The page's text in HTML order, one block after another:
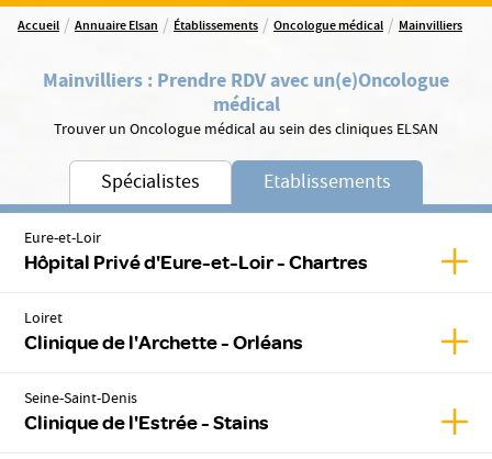
Accueil / Annuaire Elsan / Établissements / Oncologue médical / Mainvilliers
Mainvilliers : Prendre RDV avec un(e)Oncologue
médical
Trouver un Oncologue médical au sein des cliniques ELSAN
Spécialistes Etablissements
Eure-et-Loir
Hôpital Privé d'Eure-et-Loir - Chartres
Loiret
Clinique de l'Archette - Orléans
Seine-Saint-Denis
Clinique de l'Estrée - Stains